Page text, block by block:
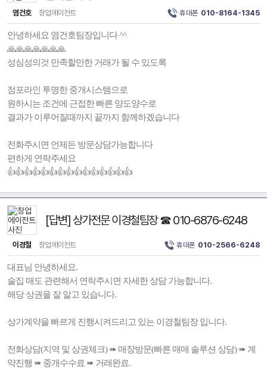
염건호 창업에이전트 휴대폰 010-8164-1345
안녕하세요 염건호팀장입니다 ^^
🙏🙏🙏🙏🙏🙏🙏
성심성의것 만족할만한 거래가 될 수 있도록
점포라인 투명한 중개시스템으로
원하시는 조건에 근접한 빠른 양도양수로
결과가 이루어질때까지 끝까지 함께하겠습니다
전화주시면 언제든 방문상담가능합니다
편하게 연락주세요
👍👍👍👍👍👍👍👍👍👍👍👍👍👍👍
[답변] 상가전문 이경철팀장 ☎ 010-6876-6248
이경철 창업에이전트 휴대폰 010-2566-6248
대표님 안녕하세요.
술집 매도 관련해서 연락주시면 자세한 상담 가능합니다.
해당 상권을 잘 알고 있습니다.
상가계약을 빠르게 진행시켜드리고 있는 이경철팀장 입니다.
전화상담(지역 및 상권체크) ➠ 매장방문(빠른 매매 솔루션 상담) ➠ 계
약진행 ➠ 중개수수료 ➠ 거래완료.